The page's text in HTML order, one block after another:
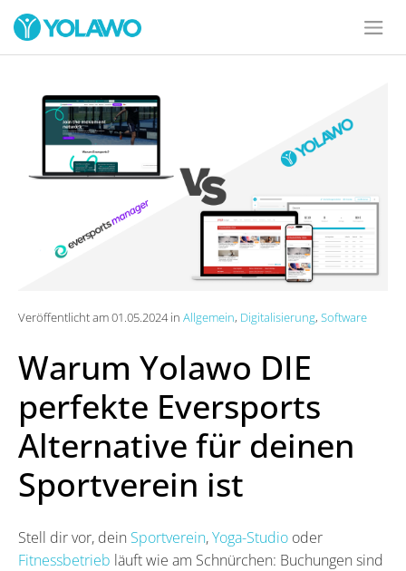
Veröffentlicht am 01.05.2024 in Allgemein, Digitalisierung, Software
Warum Yolawo DIE
perfekte Eversports
Alternative für deinen
Sportverein ist
Stell dir vor, dein Sportverein,Yoga-Studio oder
Fitnessbetrieb läuft wie am Schnürchen: Buchungen sind